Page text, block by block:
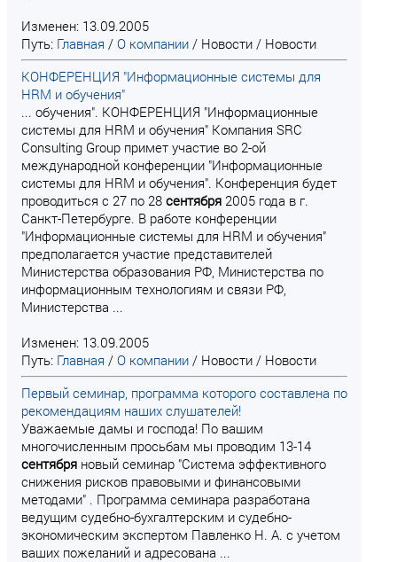
Изменен: 13.09.2005
Путь: Главная / О компании / Новости / Новости
КОНФЕРЕНЦИЯ "Информационные системы для
HRM и обучения"
... обучения". КОНФЕРЕНЦИЯ "Информационные
системы для HRM и обучения" Компания SRC
Consulting Group примет участие во 2-ой
международной конференции "Информационные
системы для HRM и обучения". Конференция будет
проводиться с 27 по 28 сентября 2005 года в г.
Санкт-Петербурге. В работе конференции
"Информационные системы для HRM и обучения"
предполагается участие представителей
Министерства образования РФ, Министерства по
информационным технологиям и связи РФ,
Министерства ...
Изменен: 13.09.2005
Путь: Главная / О компании / Новости / Новости
Первый семинар, программа которого составлена по
рекомендациям наших слушателей!
Уважаемые дамы и господа! По вашим
многочисленным просьбам мы проводим 13-14
сентября новый семинар "Система эффективного
снижения рисков правовыми и финансовыми
методами" . Программа семинара разработана
ведущим судебно-бухгалтерским и судебно-
экономическим экспертом Павленко Н. А. с учетом
ваших пожеланий и адресована ...